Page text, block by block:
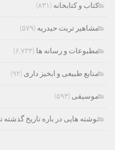
کتاب و کتابخانه (۸۳۱)
مشاهیر تربت حیدریه (۵۷۹)
مطبوعات و رسانه ها (۶,۷۳۳)
منابع طبیعی و ابخیز داری (۹۲)
موسیقی (۵۹۳)
نوشته هایی در باره تاریخ گذشته